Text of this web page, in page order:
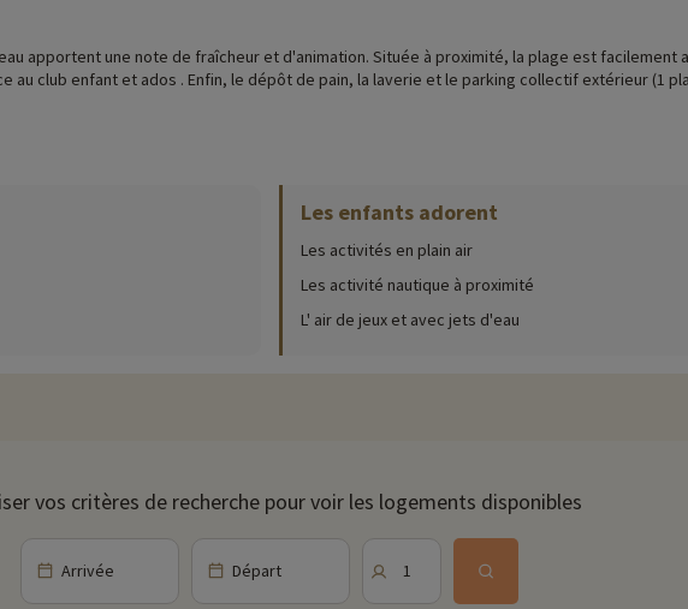
apportent une note de fraîcheur et d'animation. Située à proximité, la plage est facilement
club enfant et ados . Enfin, le dépôt de pain, la laverie et le parking collectif extérieur (1
conçu : végétation, potager, hébergements en bois, circulations douces à vélo ou à pied…
(date d'ouverture, âge pour les club, contenu du pack bébé...),
enfants et adolescents proposent des activités adaptées, comme des ateliers créatifs,
pendant que les plus jeunes s’amusent. En soirée, le camping organise régulièrement
moments agréables en famille.
pour les familles, comprenant des attractions d'accrobranche, des Tyroliennes et des
qui offrent des journées de glisse et des jeux d'eau, parfaites pour une sortie en famille.
le kayak, sont proposés sur la plage du camping. Si vous souhaitez apprendre à surfer,
Les enfants adorent
Les activités en plain air
Les activité nautique à proximité
L' air de jeux et avec jets d'eau
vos critères de recherche pour voir les logements disponibles
Arrivée Départ 1